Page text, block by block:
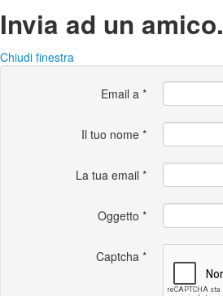
Invia ad un amico.
Chiudi finestra
Email a *
Il tuo nome *
La tua email *
Oggetto *
Captcha *